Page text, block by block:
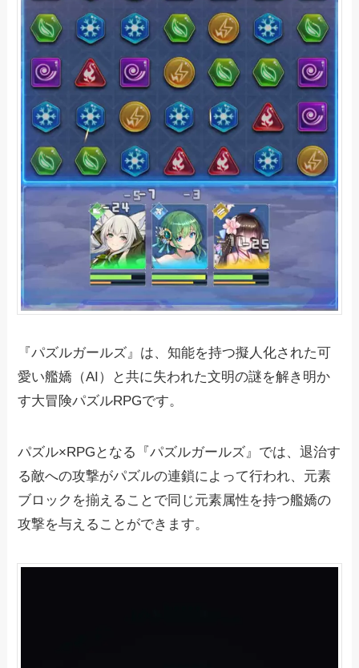
『パズルガールズ』は、知能を持つ擬人化された可
愛い艦嬌（AI）と共に失われた文明の謎を解き明か
す大冒険パズルRPGです。
パズル×RPGとなる『パズルガールズ』では、退治す
る敵への攻撃がパズルの連鎖によって行われ、元素
ブロックを揃えることで同じ元素属性を持つ艦嬌の
攻撃を与えることができます。